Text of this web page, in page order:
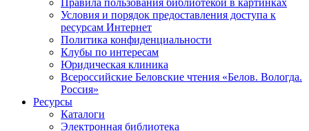
Правила пользования библиотекой в картинках
Условия и порядок предоставления доступа к
ресурсам Интернет
Политика конфиденциальности
Клубы по интересам
Юридическая клиника
Всероссийские Беловские чтения «Белов. Вологда.
Россия»
Ресурсы
Каталоги
Электронная библиотека